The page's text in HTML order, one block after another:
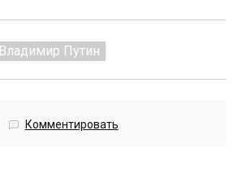
Владимир Путин
Комментировать